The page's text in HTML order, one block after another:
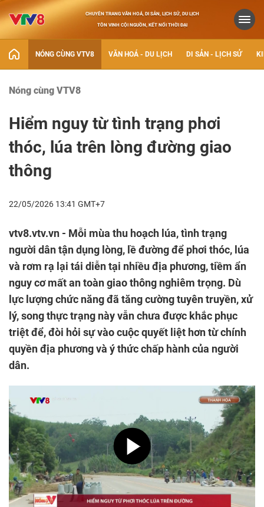
CHUYÊN TRANG VĂN HOÁ, DI SẢN, LỊCH SỬ, DU LỊCH
TÔN VINH CỘI NGUỒN, KẾT NỐI THỜI ĐẠI
NÓNG CÙNG VTV8 VĂN HOÁ - DU LỊCH DI SẢN - LỊCH SỬ
Nóng cùng VTV8
Hiểm nguy từ tình trạng phơi
thóc, lúa trên lòng đường giao
thông
22/05/2026 13:41 GMT+7
vtv8.vtv.vn - Mỗi mùa thu hoạch lúa, tình trạng
người dân tận dụng lòng, lề đường để phơi thóc, lúa
và rơm rạ lại tái diễn tại nhiều địa phương, tiềm ẩn
nguy cơ mất an toàn giao thông nghiêm trọng. Dù
lực lượng chức năng đã tăng cường tuyên truyền, xử
lý, song thực trạng này vẫn chưa được khắc phục
triệt để, đòi hỏi sự vào cuộc quyết liệt hơn từ chính
quyền địa phương và ý thức chấp hành của người
dân.